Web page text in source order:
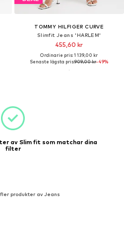
TOMMY HILFIGER CURVE
Slimfit Jeans 'HARLEM'
455,60 kr
Ordinarie pris: 1 139,00 kr
Senaste lägsta pris:909,00 kr-49%
av Slim fit som matchar dina
filter
produkter av Jeans